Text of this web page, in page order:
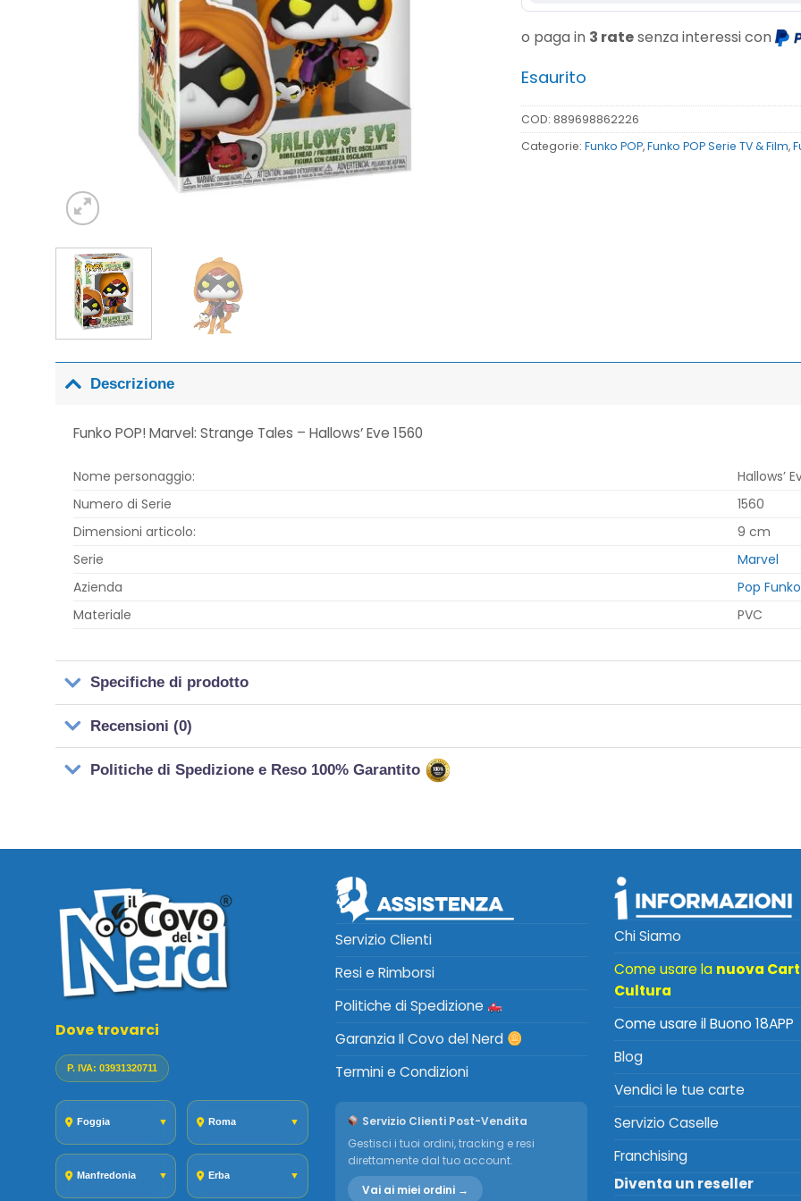
o paga in 3 ratesenza interessi con
Esaurito
COD: 889698862226
Categorie: Funko POP,Funko POP Serie TV & Film,
Descrizione
Funko POP! Marvel: Strange Tales – Hallows’ Eve 1560
Nome personaggio:
Hallows’
Numero di Serie
1560
Dimensioni articolo:
9 cm
Serie
Marvel
Azienda
Pop Funko
Materiale
PVC
Specifiche di prodotto
Recensioni (0)
Politiche di Spedizione e Reso 100% Garantito
Dove trovarci
P. IVA: 03931320711
Foggia ▼ Roma ▼
Manfredonia ▼ Erba ▼
Servizio Clienti
Resi e Rimborsi
Politiche di Spedizione
Garanzia Il Covo del Nerd
Termini e Condizioni
Servizio Clienti Post-Vendita
Gestisci i tuoi ordini, tracking e resi
direttamente dal tuo account.
Vai ai miei ordini →
Chi Siamo
Come usare la nuova
Cultura
Come usare il Buono 18APP
Blog
Vendici le tue carte
Servizio Caselle
Franchising
Diventa un reseller